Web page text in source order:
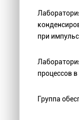
при
процессов
Группа